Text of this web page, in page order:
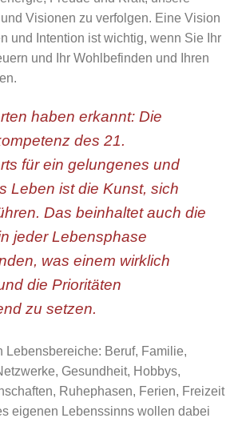
Visionen zu verfolgen. Eine Vision
und Intention ist wichtig, wenn Sie Ihr
und Ihr Wohlbefinden und Ihren
haben erkannt: Die
des 21.
für ein gelungenes und
Leben ist die Kunst, sich
Das beinhaltet auch die
jeder Lebensphase
was einem wirklich
die Prioritäten
zu setzen.
Lebensbereiche: Beruf, Familie,
Gesundheit, Hobbys,
Ruhephasen, Ferien, Freizeit
eigenen Lebenssinns wollen dabei